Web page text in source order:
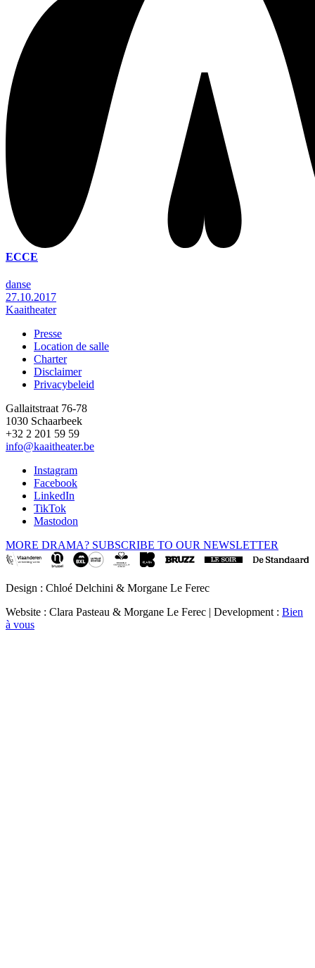
ECCE
danse
27.10.2017
Kaaitheater
Footer
Presse
Location de salle
Charter
Disclaimer
Privacybeleid
Gallaitstraat 76-78
1030 Schaarbeek
+32 2 201 59 59
info@kaaitheater.be
Instagram
Facebook
LinkedIn
TikTok
Mastodon
MORE DRAMA? SUBSCRIBE TO OUR NEWSLETTER
Design : Chloé Delchini & Morgane Le Ferec
Website : Clara Pasteau & Morgane Le Ferec | Development : Bien
à vous